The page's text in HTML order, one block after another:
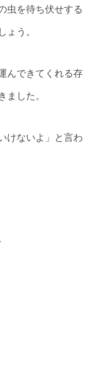
虫を待ち伏せする
ょう。
んできてくれる存
ました。
けないよ」と言わ